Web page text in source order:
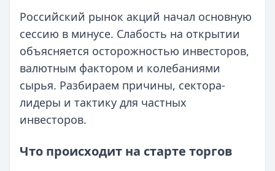
Российский рынок акций начал основную
сессию в минусе. Слабость на открытии
объясняется осторожностью инвесторов,
валютным фактором и колебаниями
сырья. Разбираем причины, сектора-
лидеры и тактику для частных
инвесторов.
Что происходит на старте торгов